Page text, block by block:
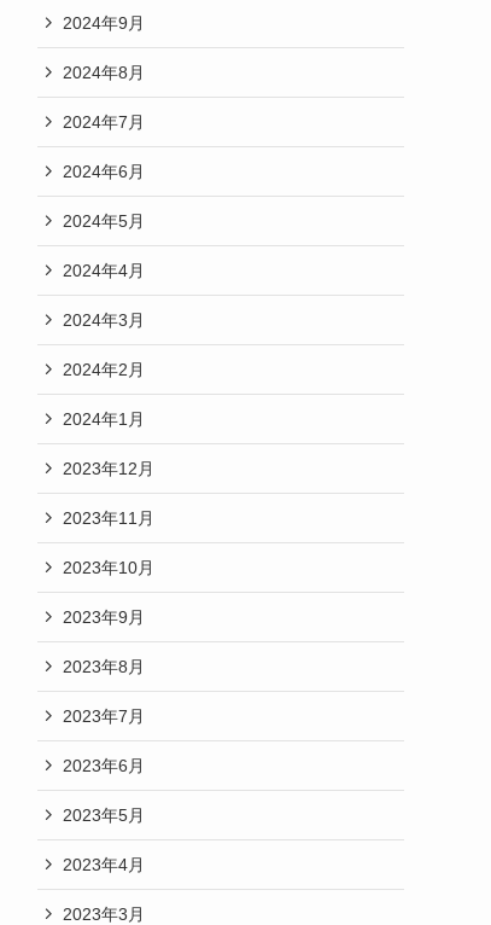
2024年9月
2024年8月
2024年7月
2024年6月
2024年5月
2024年4月
2024年3月
2024年2月
2024年1月
2023年12月
2023年11月
2023年10月
2023年9月
2023年8月
2023年7月
2023年6月
2023年5月
2023年4月
2023年3月